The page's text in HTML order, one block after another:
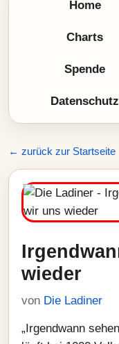
Home
Charts
Spende
Datenschutz
← zurück zur Startseite
wieder
von Die Ladiner
„Irgendwann